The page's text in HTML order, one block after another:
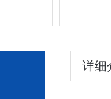
详细